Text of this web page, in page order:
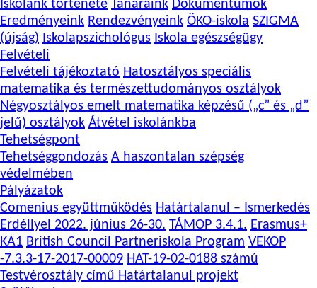
Iskolánk története Tanáraink Dokumentumok
Eredményeink Rendezvényeink ÖKO-iskola SZIGMA
(újság) Iskolapszichológus Iskola egészségügy
Felvételi
Felvételi tájékoztató Hatosztályos speciális
matematika és természettudományos osztályok
Négyosztályos emelt matematika képzésű („c” és „d”
jelű) osztályok Átvétel iskolánkba
Tehetségpont
Tehetséggondozás A haszontalan szépség
védelmében
Pályázatok
Comenius együttműködés Határtalanul – Ismerkedés
Erdéllyel 2022. június 26-30. TÁMOP 3.4.1. Erasmus+
KA1 British Council Partneriskola Program VEKOP
-7.3.3-17-2017-00009 HAT-19-02-0188 számú
Testvérosztály című Határtalanul projekt